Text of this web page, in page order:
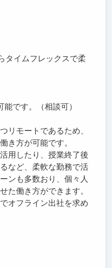
タイムフレックスで柔
です。（相談可）
リモートであるため、
き方が可能です。
用したり、授業終了後
など、柔軟な勤務で活
ンも多数おり、個々人
た働き方ができます。
オフライン出社を求め